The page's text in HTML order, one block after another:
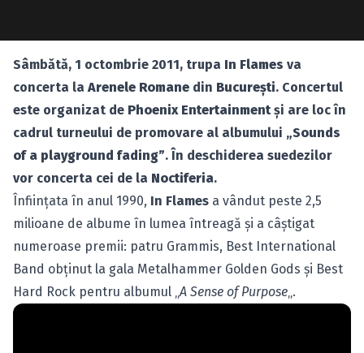
Sâmbătă, 1 octombrie 2011, trupa In Flames va
concerta laArenele Romane din Bucureşti. Concertul
este organizat de Phoenix Entertainmentşi are loc în
cadrul turneului de promovare al albumului „Sounds
of a playground fading”. În deschiderea suedezilor
vor concerta cei de la Noctiferia.
Înfiinţata în anul 1990, In Flames a vândut peste 2,5
milioane de albume în lumea întreagă şi a câştigat
numeroase premii: patru Grammis, Best International
Band obţinut la gala Metalhammer Golden Gods şi Best
Hard Rock pentru albumul „A Sense of Purpose„.